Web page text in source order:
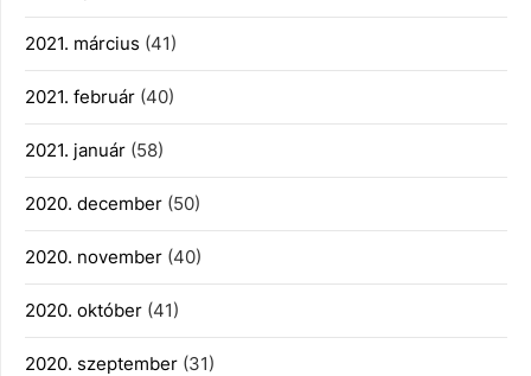
2021. március (41)
2021. február (40)
2021. január (58)
2020. december (50)
2020. november (40)
2020. október (41)
2020. szeptember (31)